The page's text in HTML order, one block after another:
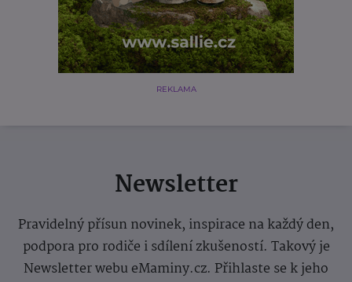
REKLAMA
Newsletter
Pravidelný přísun novinek, inspirace na každý den,
podpora pro rodiče i sdílení zkušeností. Takový je
Newsletter webu eMaminy.cz. Přihlaste se k jeho